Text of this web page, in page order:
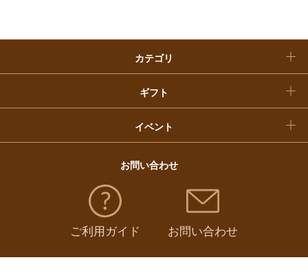
カテゴリ
ギフト
イベント
福袋
お問い合わせ
ご利用ガイド お問い合わせ